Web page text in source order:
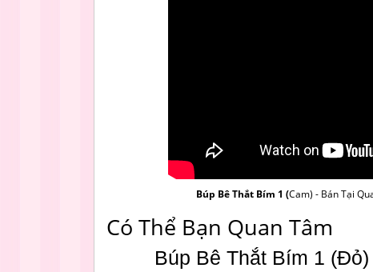
Búp Bê Thắt Bím 1 (Cam) - Bán Tại
Có Thể Bạn Quan Tâm
Búp Bê Thắt Bím 1